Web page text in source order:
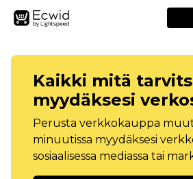
Kaikki mitä
myydäksesi
Perusta verkkokauppa
minuutissa myydäksesi
sosiaalisessa mediassa tai